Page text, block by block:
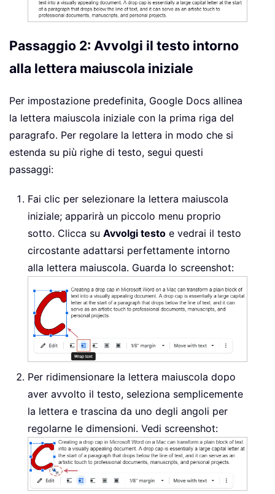
Passaggio 2: Avvolgi il testo intorno
alla lettera maiuscola iniziale
Per impostazione predefinita, Google Docs allinea
la lettera maiuscola iniziale con la prima riga del
paragrafo. Per regolare la lettera in modo che si
estenda su più righe di testo, segui questi
passaggi:
Fai clic per selezionare la lettera maiuscola
iniziale; apparirà un piccolo menu proprio
sotto. Clicca su Avvolgi testo e vedrai il testo
circostante adattarsi perfettamente intorno
alla lettera maiuscola. Guarda lo screenshot:
Per ridimensionare la lettera maiuscola dopo
aver avvolto il testo, seleziona semplicemente
la lettera e trascina da uno degli angoli per
regolarne le dimensioni. Vedi screenshot: